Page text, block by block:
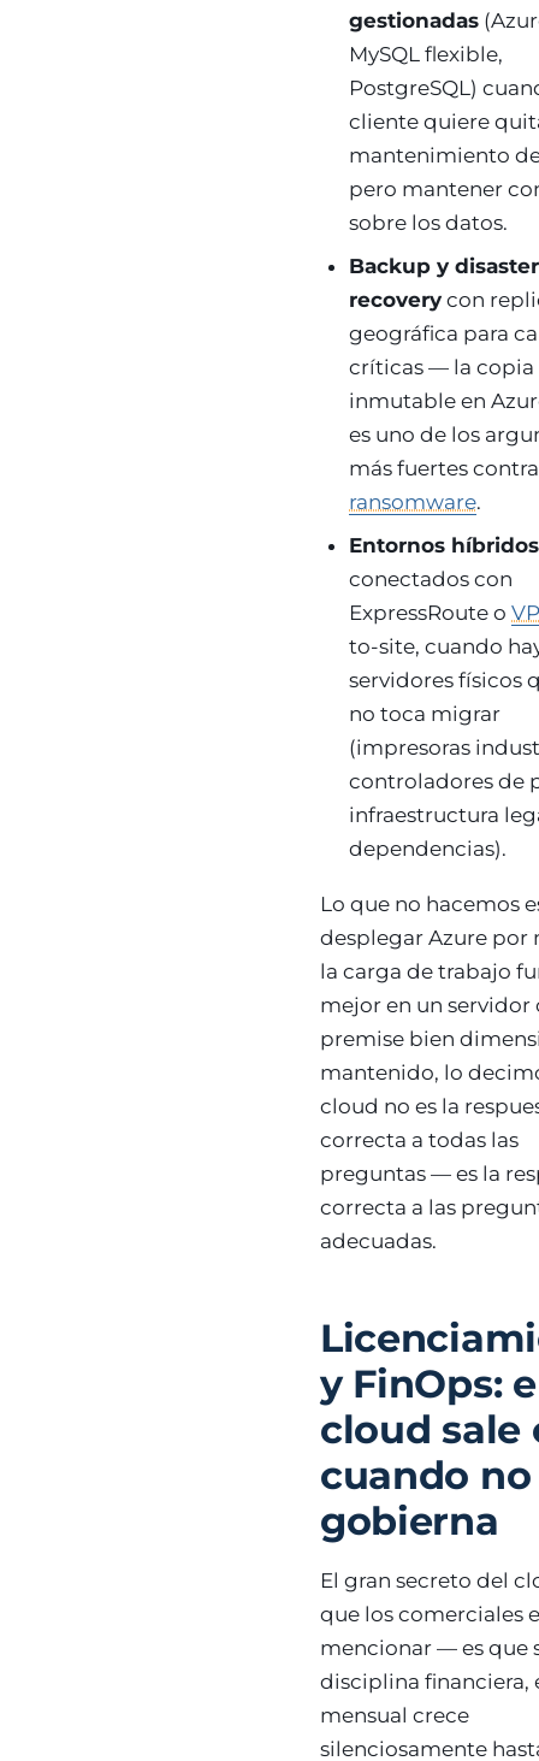
gestionadas
MySQL flexible,
PostgreSQL)
cliente quiere
mantenimiento
pero mantener
sobre los datos.
Backup y disaster
recovery con
geográfica para
críticas — la copia
inmutable en
es uno de los
más fuertes
ransomware.
Entornos híbridos
conectados con
ExpressRoute o
to-site, cuando
servidores físicos
no toca migrar
(impresoras
controladores de
infraestructura
dependencias).
Lo que no hacemos
desplegar Azure por
la carga de trabajo
mejor en un servidor
premise bien
mantenido, lo
cloud no es la
correcta a todas las
preguntas — es la
correcta a las
adecuadas.
y FinOps:
cloud sale
cuando no
gobierna
El gran secreto del
que los comerciales
mencionar — es que
disciplina financiera,
mensual crece
silenciosamente